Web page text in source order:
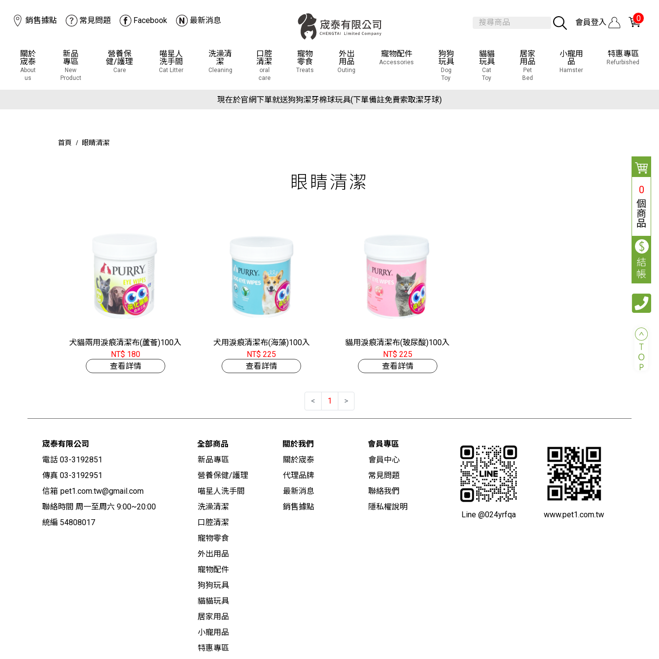
0
個
商
品
結
帳
銷售據點 常見問題 Facebook 最新消息 會員登入 0
關於
宬泰
About
us
新品
專區
New
Product
營養保
健/護理
Care
喵星人
洗手間
Cat Litter
洗澡清
潔
Cleaning
口腔
清潔
oral
care
寵物
零食
Treats
外出
用品
Outing
寵物配件
Accessories
狗狗
玩具
Dog
Toy
貓貓
玩具
Cat
Toy
居家
用品
Pet
Bed
小寵用
品
Hamster
特惠專區
Refurbished
現在於官網下單就送狗狗潔牙棉球玩具(下單備註免費索取潔牙球)
首頁 眼睛清潔
眼睛清潔
犬貓兩用淚痕清潔布(蘆薈)100入
NT$ 180
查看詳情
犬用淚痕清潔布(海藻)100入
NT$ 225
查看詳情
貓用淚痕清潔布(玻尿酸)100入
NT$ 225
查看詳情
< 1 >
宬泰有限公司
電話 03-3192851
傳真 03-3192951
信箱 pet1.com.tw@gmail.com
聯絡時間 周一至周六 9:00~20:00
統編 54808017
全部商品
新品專區
營養保健/護理
喵星人洗手間
洗澡清潔
口腔清潔
寵物零食
外出用品
寵物配件
狗狗玩具
貓貓玩具
居家用品
小寵用品
特惠專區
關於我們
關於宬泰
代理品牌
最新消息
銷售據點
會員專區
會員中心
常見問題
聯絡我們
隱私權說明
Line @024yrfqa
www.pet1.com.tw